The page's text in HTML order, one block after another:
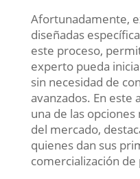
Afortunadamente,
diseñadas
este proceso,
experto pueda
sin necesidad de
avanzados. En
una de las opciones
del mercado,
quienes dan sus
comercialización